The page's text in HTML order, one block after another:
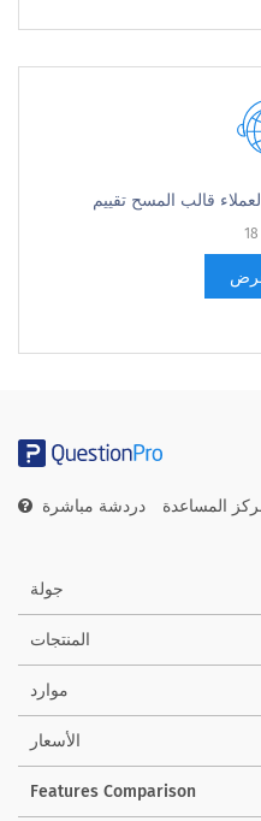
قالب المسح تقييم
المساعدة دردشة مباشرة
جولة
المنتجات
موارد
الأسعار
Features Comparison